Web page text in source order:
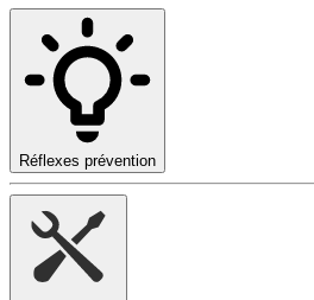
Réflexes prévention